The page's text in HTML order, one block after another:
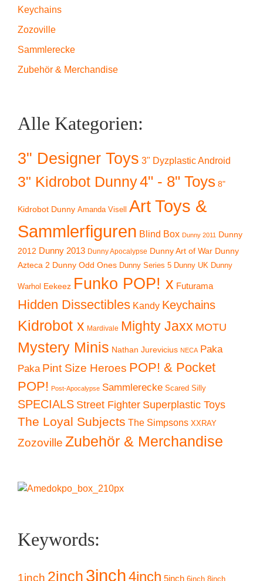
Keychains
Zozoville
Sammlerecke
Zubehör & Merchandise
Alle Kategorien:
3" Designer Toys 3" Dyzplastic Android
3" Kidrobot Dunny4" - 8" Toys 8"
Kidrobot Dunny Amanda Visell Art Toys &
Sammlerfiguren Blind Box Dunny 2011 Dunny
2012 Dunny 2013 Dunny Apocalypse Dunny Art of War Dunny
Azteca 2 Dunny Odd Ones Dunny Series 5 Dunny UK Dunny
Warhol Eekeez Funko POP! x Futurama
Hidden Dissectibles Kandy Keychains
Kidrobot x Mardivale Mighty Jaxx MOTU
Mystery Minis Nathan Jurevicius NECA Paka
Paka Pint Size Heroes POP! & Pocket
POP! Post-Apocalypse Sammlerecke Scared Silly
SPECIALS Street Fighter Superplastic Toys
The Loyal Subjects The Simpsons XXRAY
Zozoville Zubehör & Merchandise
Keywords:
1inch 2inch 3inch4inch 5inch 6inch 8inch